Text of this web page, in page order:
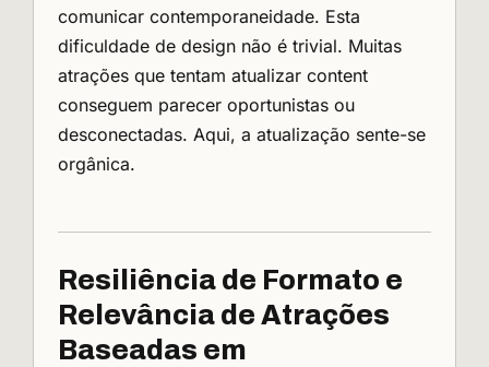
comunicar contemporaneidade. Esta
dificuldade de design não é trivial. Muitas
atrações que tentam atualizar content
conseguem parecer oportunistas ou
desconectadas. Aqui, a atualização sente-se
orgânica.
Resiliência de Formato e
Relevância de Atrações
Baseadas em